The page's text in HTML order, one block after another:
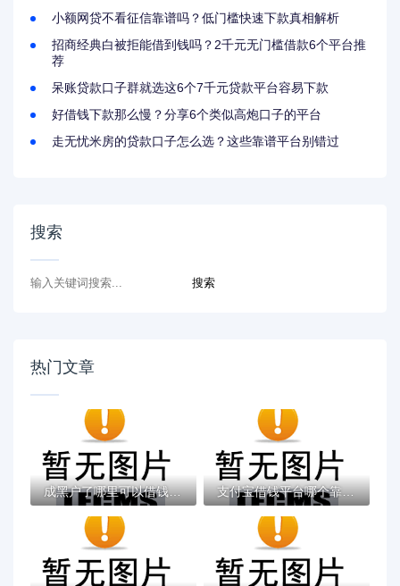
小额网贷不看征信靠谱吗？低门槛快速下款真相解析
招商经典白被拒能借到钱吗？2千元无门槛借款6个平台推
荐
呆账贷款口子群就选这6个7千元贷款平台容易下款
好借钱下款那么慢？分享6个类似高炮口子的平台
走无忧米房的贷款口子怎么选？这些靠谱平台别错过
搜索
热门文章
成黑户了哪里可以借钱急用啊，2025五大专属... 支付宝借钱平台哪个靠谱？实测这5款低息灵活...